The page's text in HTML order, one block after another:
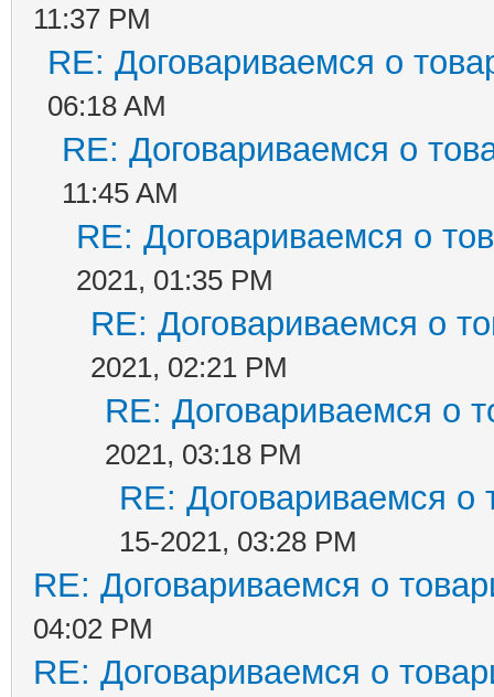
11:37 PM
RE: Договариваемся о
06:18 AM
RE: Договариваемся о
11:45 AM
RE: Договариваемся о
2021, 01:35 PM
RE: Договариваемся о
2021, 02:21 PM
RE: Договариваемся о
2021, 03:18 PM
RE: Договариваемся о
15-2021, 03:28 PM
RE: Договариваемся о
04:02 PM
RE: Договариваемся о